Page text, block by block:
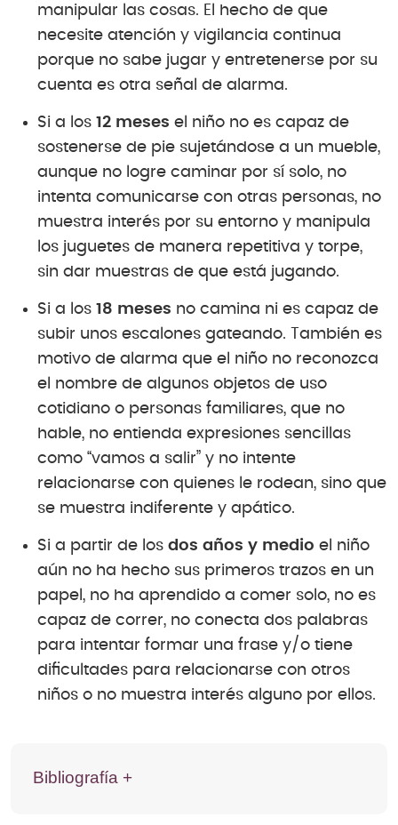
manipular las cosas. El hecho de que
necesite atención y vigilancia continua
porque no sabe jugar y entretenerse por su
cuenta es otra señal de alarma.
Si a los 12 meses el niño no es capaz de
sostenerse de pie sujetándose a un mueble,
aunque no logre caminar por sí solo, no
intenta comunicarse con otras personas, no
muestra interés por su entorno y manipula
los juguetes de manera repetitiva y torpe,
sin dar muestras de que está jugando.
Si a los 18 meses no camina ni es capaz de
subir unos escalones gateando. También es
motivo de alarma que el niño no reconozca
el nombre de algunos objetos de uso
cotidiano o personas familiares, que no
hable, no entienda expresiones sencillas
como “vamos a salir” y no intente
relacionarse con quienes le rodean, sino que
se muestra indiferente y apático.
Si a partir de los dos años y medio el niño
aún no ha hecho sus primeros trazos en un
papel, no ha aprendido a comer solo, no es
capaz de correr, no conecta dos palabras
para intentar formar una frase y/o tiene
dificultades para relacionarse con otros
niños o no muestra interés alguno por ellos.
Bibliografía +